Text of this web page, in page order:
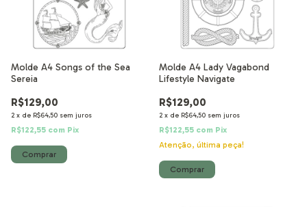
Molde A4 Songs of the Sea
Sereia
R$129,00
2 x de R$64,50 sem juros
R$122,55 com Pix
Molde A4 Lady Vagabond
Lifestyle Navigate
R$129,00
2 x de R$64,50 sem juros
R$122,55 com Pix
Atenção, última peça!